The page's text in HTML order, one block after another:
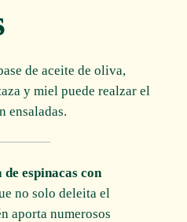
de aceite de oliva,
y miel puede realzar el
ensaladas.
de espinacas con
no solo deleita el
aporta numerosos